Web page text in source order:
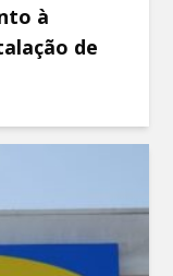
à
de